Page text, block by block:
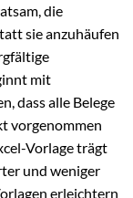
die
sie anzuhäufen
mit
dass alle Belege
vorgenommen
Vorlage trägt
und weniger
erleichtern